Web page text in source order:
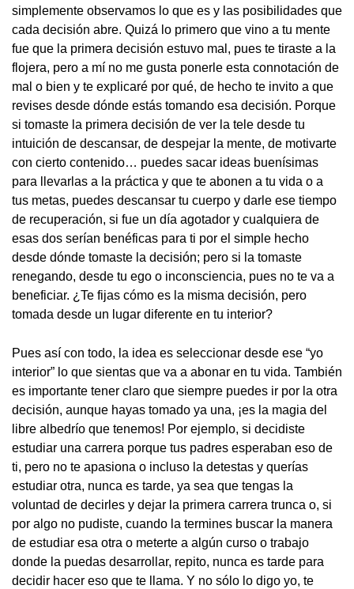
simplemente observamos lo que es y las posibilidades que
cada decisión abre. Quizá lo primero que vino a tu mente
fue que la primera decisión estuvo mal, pues te tiraste a la
flojera, pero a mí no me gusta ponerle esta connotación de
mal o bien y te explicaré por qué, de hecho te invito a que
revises desde dónde estás tomando esa decisión. Porque
si tomaste la primera decisión de ver la tele desde tu
intuición de descansar, de despejar la mente, de motivarte
con cierto contenido… puedes sacar ideas buenísimas
para llevarlas a la práctica y que te abonen a tu vida o a
tus metas, puedes descansar tu cuerpo y darle ese tiempo
de recuperación, si fue un día agotador y cualquiera de
esas dos serían benéficas para ti por el simple hecho
desde dónde tomaste la decisión; pero si la tomaste
renegando, desde tu ego o inconsciencia, pues no te va a
beneficiar. ¿Te fijas cómo es la misma decisión, pero
tomada desde un lugar diferente en tu interior?
Pues así con todo, la idea es seleccionar desde ese “yo
interior” lo que sientas que va a abonar en tu vida. También
es importante tener claro que siempre puedes ir por la otra
decisión, aunque hayas tomado ya una, ¡es la magia del
libre albedrío que tenemos! Por ejemplo, si decidiste
estudiar una carrera porque tus padres esperaban eso de
ti, pero no te apasiona o incluso la detestas y querías
estudiar otra, nunca es tarde, ya sea que tengas la
voluntad de decirles y dejar la primera carrera trunca o, si
por algo no pudiste, cuando la termines buscar la manera
de estudiar esa otra o meterte a algún curso o trabajo
donde la puedas desarrollar, repito, nunca es tarde para
decidir hacer eso que te llama. Y no sólo lo digo yo, te